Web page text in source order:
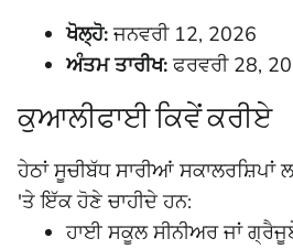
ਖੋਲ੍ਹੋ:ਜਨਵਰੀ 12, 2026
ਅੰਤਮ ਤਾਰੀਖ: ਫਰਵਰੀ 28,
ਕੁਆਲੀਫਾਈ ਕਿਵੇਂ ਕਰੀਏ
ਹੇਠਾਂ ਸੂਚੀਬੱਧ ਸਾਰੀਆਂ ਸਕਾਲਰਸ਼ਿਪਾਂ
'ਤੇ ਇੱਕ ਹੋਣੇ ਚਾਹੀਦੇ ਹਨ:
ਹਾਈ ਸਕੂਲ ਸੀਨੀਅਰ ਜਾਂ